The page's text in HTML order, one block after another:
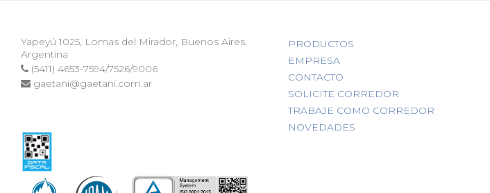
Yapeyú 1025, Lomas del Mirador, Buenos Aires,
Argentina
(5411) 4653-7594/7526/9006
gaetani@gaetani.com.ar
PRODUCTOS
EMPRESA
CONTACTO
SOLICITE CORREDOR
TRABAJE COMO CORREDOR
NOVEDADES